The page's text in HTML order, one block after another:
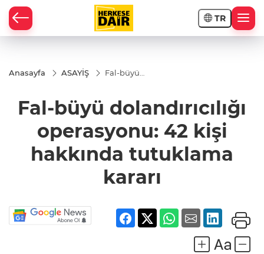
TR
Anasayfa ASAYİŞ
Fal-büyü
42 kişi
hakkında
kararı
Fal-büyü dolandırıcılığı
operasyonu: 42 kişi
hakkında tutuklama
kararı